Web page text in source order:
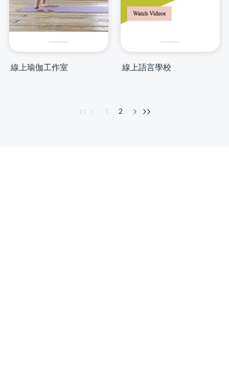
線上瑜伽工作室 線上語言學校
1 2